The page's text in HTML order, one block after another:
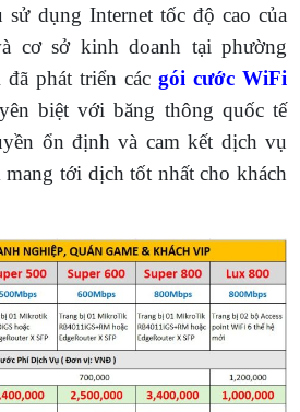
dụng Internet tốc độ cao của
cơ sở kinh doanh tại phường
đã phát triển các gói cước WiFi
biệt với băng thông quốc tế
ổn định và cam kết dịch vụ
mang tới dịch tốt nhất cho khách